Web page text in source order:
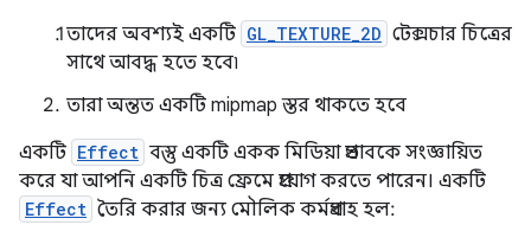
তাদের অবশ্যই একটি GL_TEXTURE_2D টেক্সচার চিত্রের
সাথে আবদ্ধ হতে হবে৷
তারা অন্তত একটি mipmap স্তর থাকতে হবে
একটি Effect বস্তু একটি একক মিডিয়া প্রভাবকে সংজ্ঞায়িত
করে যা আপনি একটি চিত্র ফ্রেমে প্রয়োগ করতে পারেন। একটি
Effect তৈরি করার জন্য মৌলিক কর্মপ্রবাহ হল: